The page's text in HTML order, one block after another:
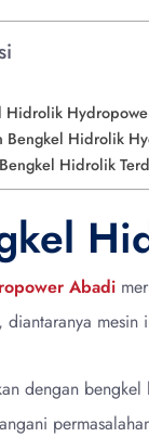
Hidrolik
Bengkel Hidrolik
Hidrolik
Abadi
diantaranya
dengan